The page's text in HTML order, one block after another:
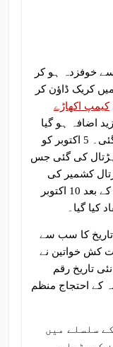
سے خوفزدہ ہو کر
کریک ڈاؤن کر
کیمپ اکھاڑے
اضافہ ہو گیا
اور یہ تحریک بغاوت کی شکل اختیار کر گئی۔ 5 اکتوبر کو
ہڑتال کی گئی جس
کشمیر کی
تاریخ کی سب سے بڑی ہڑتال تھی۔ اس کے بعد 10 اکتوبر
کیا گیا۔
کش خواتین نے
تاریخ رقم
کو طلبہ کے احتجاج منظم
سلسلے میں